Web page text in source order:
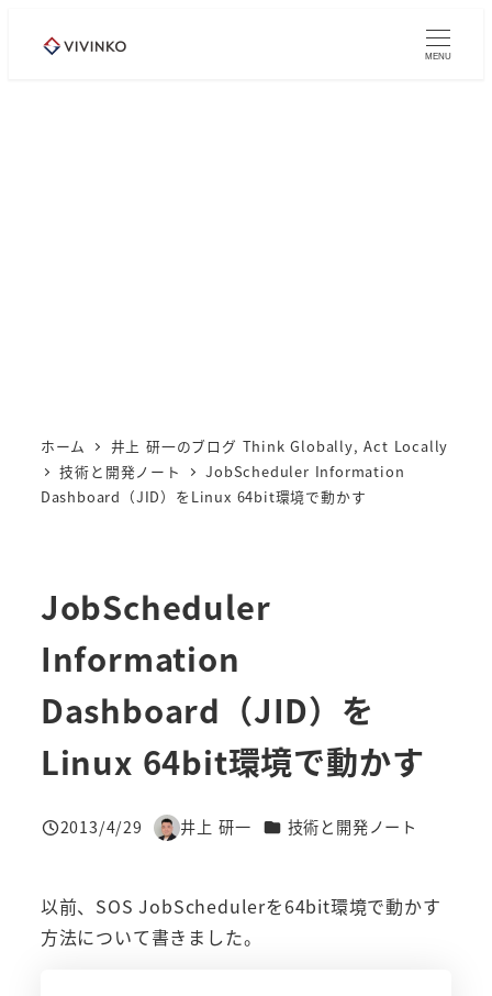
MENU
ホーム
井上 研一のブログ Think Globally, Act Locally
技術と開発ノート
JobScheduler Information
Dashboard（JID）をLinux 64bit環境で動かす
JobScheduler
Information
Dashboard（JID）を
Linux 64bit環境で動かす
投稿日
2013/4/29
著
井上 研一 カテゴリー
技術と開発ノート
以前、SOS JobSchedulerを64bit環境で動かす
方法について書きました。